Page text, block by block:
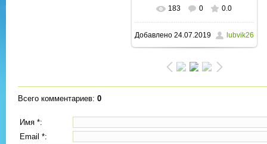
В реальном размере
1280x720/ 79.6Kb
183 0 0.0
Добавлено24.07.2019 lubvik26
Всего комментариев: 0
Имя *:
Email *: